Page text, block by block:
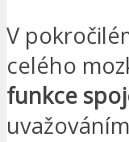
V
celého
funkce